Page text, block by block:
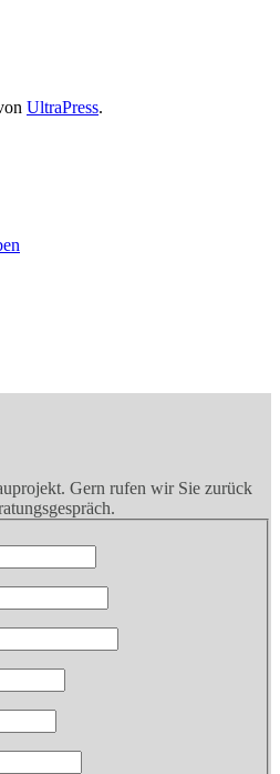
UltraPress.
Gern rufen wir Sie zurück